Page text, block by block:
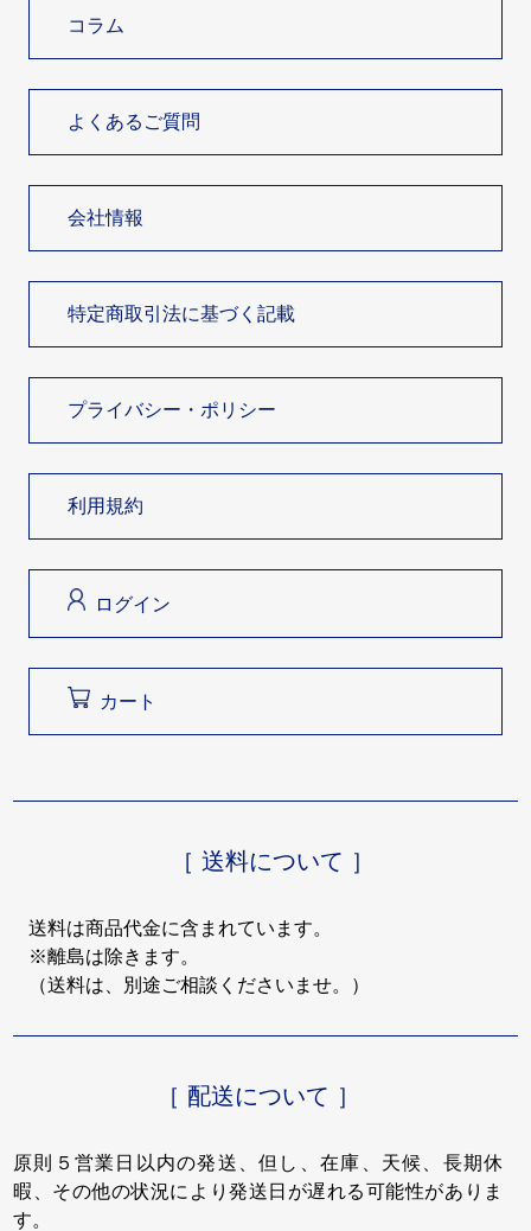
コラム
よくあるご質問
会社情報
特定商取引法に基づく記載
プライバシー・ポリシー
利用規約
ログイン
カート
［ 送料について ］
送料は商品代金に含まれています。
※離島は除きます。
（送料は、別途ご相談くださいませ。）
［ 配送について ］
原則５営業日以内の発送、但し、在庫、天候、長期休
暇、その他の状況により発送日が遅れる可能性がありま
す。